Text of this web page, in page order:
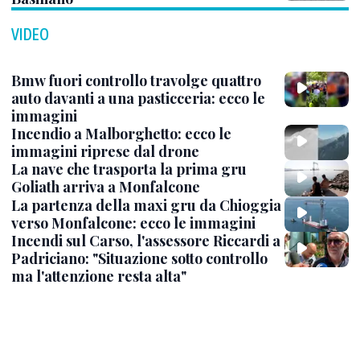
VIDEO
Bmw fuori controllo travolge quattro
auto davanti a una pasticceria: ecco le
immagini
Incendio a Malborghetto: ecco le
immagini riprese dal drone
La nave che trasporta la prima gru
Goliath arriva a Monfalcone
La partenza della maxi gru da Chioggia
verso Monfalcone: ecco le immagini
Incendi sul Carso, l'assessore Riccardi a
Padriciano: "Situazione sotto controllo
ma l'attenzione resta alta"